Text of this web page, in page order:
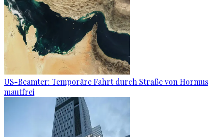
US-Beamter: Temporäre Fahrt durch Straße von Hormus
mautfrei